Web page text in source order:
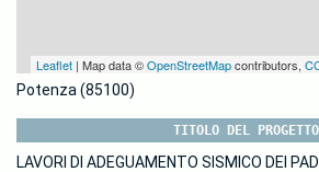
Leaflet | Map data ©OpenStreetMapcontributors,
Potenza (85100)
TITOLO DEL PROGETTO
LAVORI DI ADEGUAMENTO SISMICO DEI